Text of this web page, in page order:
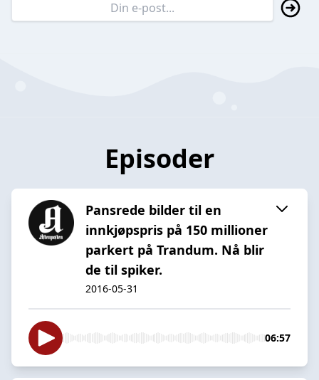
Episoder
Pansrede bilder til en
innkjøpspris på 150 millioner
parkert på Trandum. Nå blir
de til spiker.
2016-05-31
06:57